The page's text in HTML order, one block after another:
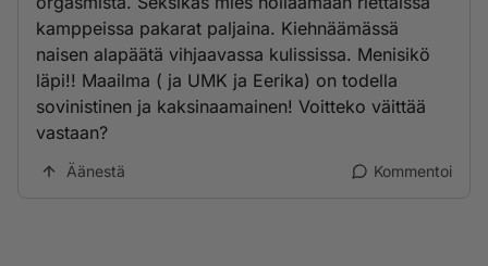
kamppeissa pakarat paljaina. Kiehnäämässä
naisen alapäätä vihjaavassa kulississa. Menisikö
läpi!! Maailma ( ja UMK ja Eerika) on todella
sovinistinen ja kaksinaamainen! Voitteko väittää
vastaan?
Äänestä Kommentoi